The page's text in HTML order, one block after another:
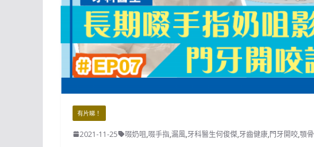
有片睇！
2021-11-25 啜奶咀,啜手指,漏風,牙科醫生何俊傑,牙齒健康,門牙開咬,顎骨